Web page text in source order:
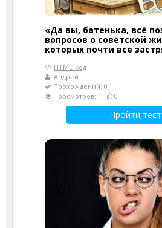
«Да вы, батенька, всё
вопросов о советской
которых почти все
HTML-код
Андрей
Прохождений: 0
Просмотров: 1
0
Пройти тест